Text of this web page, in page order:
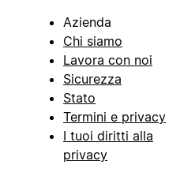
Azienda
Chi siamo
Lavora con noi
Sicurezza
Stato
Termini e privacy
I tuoi diritti alla
privacy